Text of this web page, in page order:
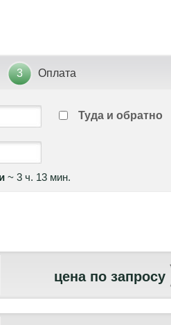
3 Оплата
Туда и обратно
~ 3 ч. 13 мин.
цена по запросу